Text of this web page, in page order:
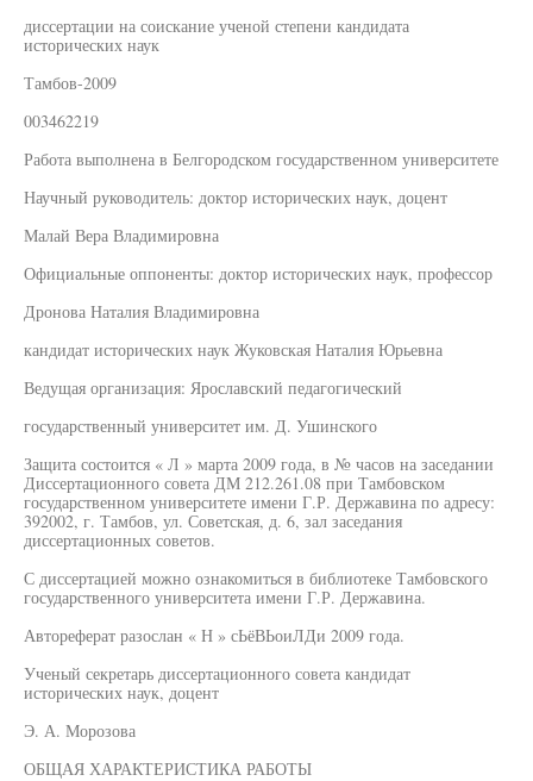
диссертации на соискание ученой степени кандидата
исторических наук
Тамбов-2009
003462219
Работа выполнена в Белгородском государственном университете
Научный руководитель: доктор исторических наук, доцент
Малай Вера Владимировна
Официальные оппоненты: доктор исторических наук, профессор
Дронова Наталия Владимировна
кандидат исторических наук Жуковская Наталия Юрьевна
Ведущая организация: Ярославский педагогический
государственный университет им. Д. Ушинского
Защита состоится « Л » марта 2009 года, в № часов на заседании
Диссертационного совета ДМ 212.261.08 при Тамбовском
государственном университете имени Г.Р. Державина по адресу:
392002, г. Тамбов, ул. Советская, д. 6, зал заседания
диссертационных советов.
С диссертацией можно ознакомиться в библиотеке Тамбовского
государственного университета имени Г.Р. Державина.
Автореферат разослан « Н » сЬёВЬоиЛДи 2009 года.
Ученый секретарь диссертационного совета кандидат
исторических наук, доцент
Э. А. Морозова
ОБЩАЯ ХАРАКТЕРИСТИКА РАБОТЫ